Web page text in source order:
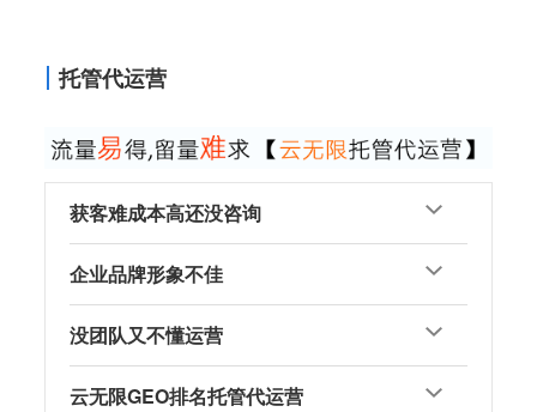
托管代运营
获客难成本高还没咨询
企业品牌形象不佳
没团队又不懂运营
云无限GEO排名托管代运营